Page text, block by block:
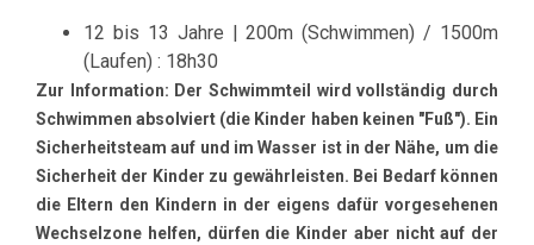
12 bis 13 Jahre | 200m (Schwimmen) / 1500m
(Laufen) : 18h30
Zur Information: Der Schwimmteil wird vollständig durch
Schwimmen absolviert (die Kinder haben keinen "Fuß"). Ein
Sicherheitsteam auf und im Wasser ist in der Nähe, um die
Sicherheit der Kinder zu gewährleisten. Bei Bedarf können
die Eltern den Kindern in der eigens dafür vorgesehenen
Wechselzone helfen, dürfen die Kinder aber nicht auf der